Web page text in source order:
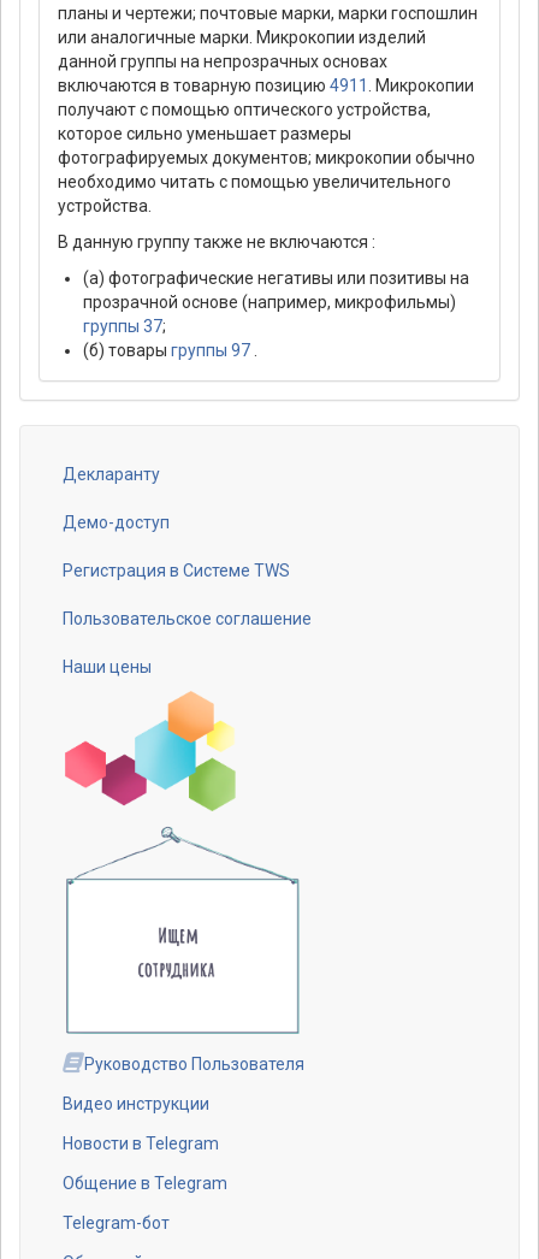
планы и чертежи; почтовые марки, марки госпошлин
или аналогичные марки. Микрокопии изделий
данной группы на непрозрачных основах
включаются в товарную позицию 4911
. Микрокопии
получают с помощью оптического устройства,
которое сильно уменьшает размеры
фотографируемых документов; микрокопии обычно
необходимо читать с помощью увеличительного
устройства.
В данную группу также не включаются :
(а) фотографические негативы или позитивы на
прозрачной основе (например, микрофильмы)
группы 37;
(б) товары группы 97
Footer
menu
Декларанту
Демо-доступ
Регистрация в Системе TWS
Пользовательское соглашение
Наши цены
Руководство Пользователя
Видео инструкции
Новости в Telegram
Общение в Telegram
Telegram-бот